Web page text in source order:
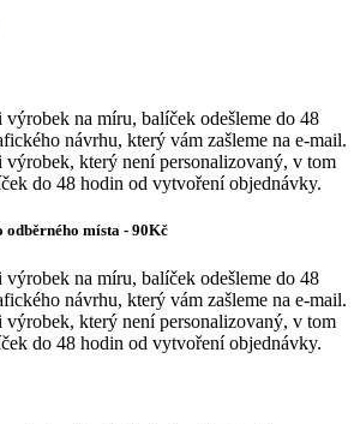
výrobek na míru, balíček odešleme do 48
návrhu, který vám zašleme na e-mail.
výrobek, který není personalizovaný, v tom
do 48 hodin od vytvoření objednávky.
odběrného místa - 90Kč
výrobek na míru, balíček odešleme do 48
návrhu, který vám zašleme na e-mail.
výrobek, který není personalizovaný, v tom
do 48 hodin od vytvoření objednávky.